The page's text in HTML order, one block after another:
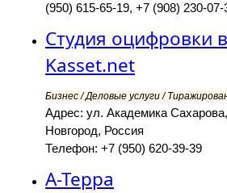
(950) 615-65-19, +7 (908) 230-07-
Студия оцифровки
Kasset.net
Бизнес / Деловые услуги /
Адрес: ул. Академика
Новгород, Россия
Телефон: +7 (950) 620-39-39
А-Терра